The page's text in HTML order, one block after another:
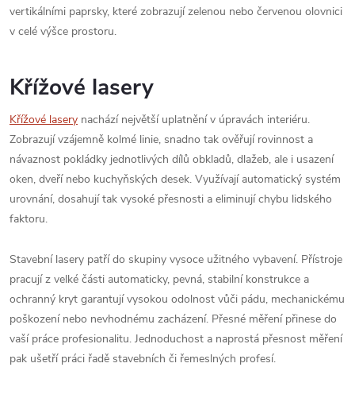
vertikálními paprsky, které zobrazují zelenou nebo červenou olovnici
v celé výšce prostoru.
Křížové lasery
Křížové lasery nachází největší uplatnění v úpravách interiéru.
Zobrazují vzájemně kolmé linie, snadno tak ověřují rovinnost a
návaznost pokládky jednotlivých dílů obkladů, dlažeb, ale i usazení
oken, dveří nebo kuchyňských desek. Využívají automatický systém
urovnání, dosahují tak vysoké přesnosti a eliminují chybu lidského
faktoru.
Stavební lasery patří do skupiny vysoce užitného vybavení. Přístroje
pracují z velké části automaticky, pevná, stabilní konstrukce a
ochranný kryt garantují vysokou odolnost vůči pádu, mechanickému
poškození nebo nevhodnému zacházení. Přesné měření přinese do
vaší práce profesionalitu. Jednoduchost a naprostá přesnost měření
pak ušetří práci řadě stavebních či řemeslných profesí.